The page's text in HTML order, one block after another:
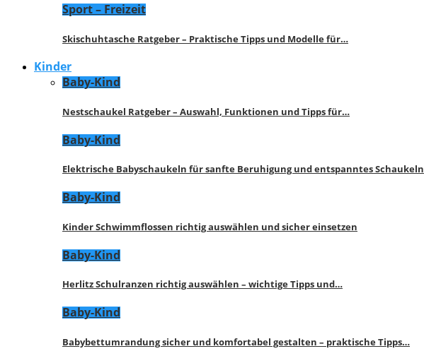
Sport – Freizeit
Skischuhtasche Ratgeber – Praktische Tipps und Modelle für…
Kinder
Baby-Kind
Nestschaukel Ratgeber – Auswahl, Funktionen und Tipps für…
Baby-Kind
Elektrische Babyschaukeln für sanfte Beruhigung und entspanntes Schaukeln
Baby-Kind
Kinder Schwimmflossen richtig auswählen und sicher einsetzen
Baby-Kind
Herlitz Schulranzen richtig auswählen – wichtige Tipps und…
Baby-Kind
Babybettumrandung sicher und komfortabel gestalten – praktische Tipps…